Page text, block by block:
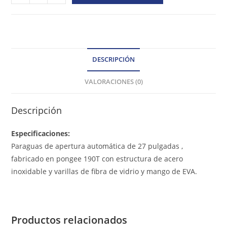
DESCRIPCIÓN
VALORACIONES (0)
Descripción
Especificaciones:
Paraguas de apertura automática de 27 pulgadas ,
fabricado en pongee 190T con estructura de acero
inoxidable y varillas de fibra de vidrio y mango de EVA.
Productos relacionados